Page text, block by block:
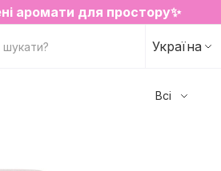
аромати для простору✨
на обрані товари
Україна
Всі